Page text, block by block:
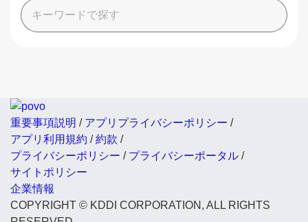
重要事項説明 / アプリプライバシーポリシー /
アプリ利用規約 /約款 /
プライバシーポリシー / プライバシーポータル /
サイトポリシー
企業情報
COPYRIGHT © KDDI CORPORATION, ALL RIGHTS